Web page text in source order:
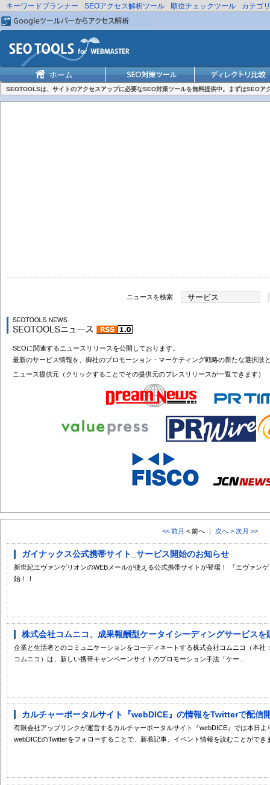
キーワードプランナー SEOアクセス解析ツール 順位チェックツール カテゴ
SEOTOOLSは、サイトのアクセスアップに必要なSEO対策ツールを無料提供中。まずはSEOア
ニュースを検索
SEOに関連するニュースリリースを公開しております。
最新のサービス情報を、御社のプロモーション・マーケティング戦略の新たな選択肢
ニュース提供元（クリックすることでその提供元のプレスリリースが一覧できます）
<< 前月 < 前へ ｜ 次へ > 次月 >>
ガイナックス公式携帯サイト_サービス開始のお知らせ
新世紀エヴァンゲリオンのWEBメールが使える公式携帯サイトが登場！ 『エヴァン
始！！
株式会社コムニコ、成果報酬型ケータイシーディングサービスを
企業と生活者とのコミュニケーションをコーディネートする株式会社コムニコ（本
コムニコ）は、新しい携帯キャンペーンサイトのプロモーション手法「ケー...
カルチャーポータルサイト『webDICE』の情報をTwitterで配信
有限会社アップリンクが運営するカルチャーポータルサイト『webDICE』では本日
webDICEのTwitterをフォローすることで、新着記事、イベント情報を読むことができ